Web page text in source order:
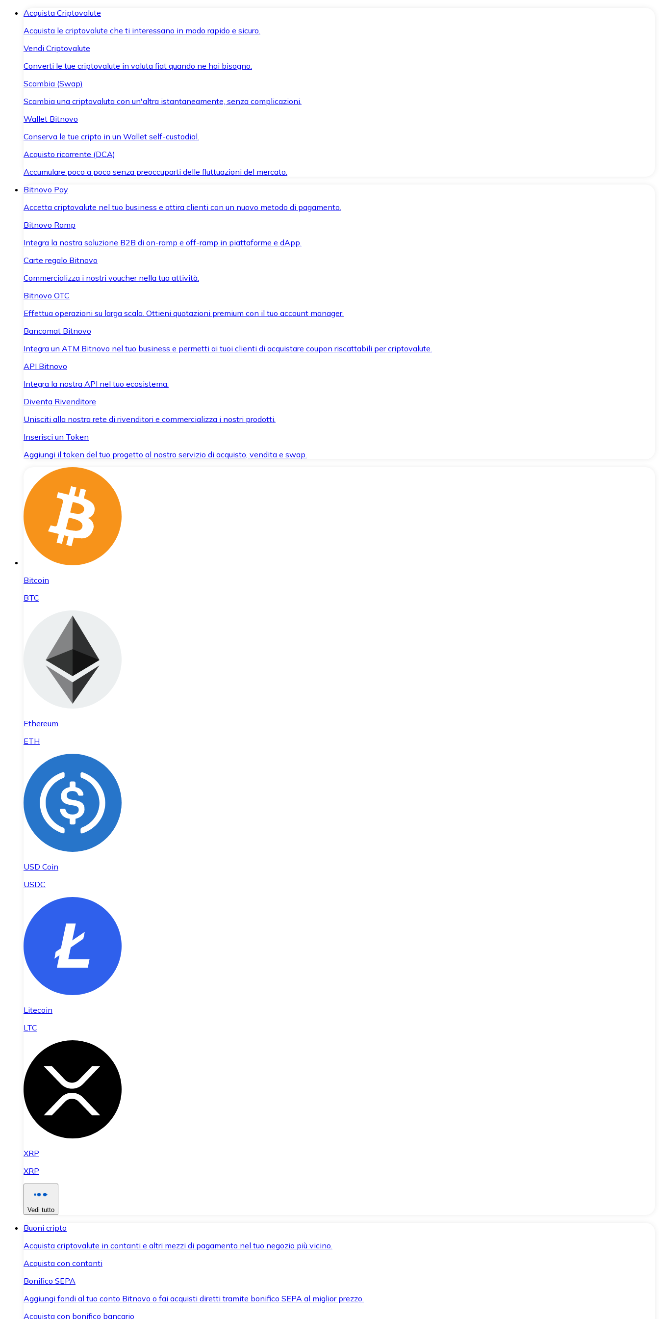
Acquista Criptovalute
Acquista le criptovalute che ti interessano in modo rapido e sicuro.
Vendi Criptovalute
Converti le tue criptovalute in valuta fiat quando ne hai bisogno.
Scambia (Swap)
Scambia una criptovaluta con un'altra istantaneamente, senza complicazioni.
Wallet Bitnovo
Conserva le tue cripto in un Wallet self-custodial.
Acquisto ricorrente (DCA)
Accumulare poco a poco senza preoccuparti delle fluttuazioni del mercato.
Bitnovo Pay
Accetta criptovalute nel tuo business e attira clienti con un nuovo metodo di pagamento.
Bitnovo Ramp
Integra la nostra soluzione B2B di on-ramp e off-ramp in piattaforme e dApp.
Carte regalo Bitnovo
Commercializza i nostri voucher nella tua attività.
Bitnovo OTC
Effettua operazioni su larga scala. Ottieni quotazioni premium con il tuo account manager.
Bancomat Bitnovo
Integra un ATM Bitnovo nel tuo business e permetti ai tuoi clienti di acquistare coupon riscattabili per criptovalute.
API Bitnovo
Integra la nostra API nel tuo ecosistema.
Diventa Rivenditore
Unisciti alla nostra rete di rivenditori e commercializza i nostri prodotti.
Inserisci un Token
Aggiungi il token del tuo progetto al nostro servizio di acquisto, vendita e swap.
Bitcoin
BTC
Ethereum
ETH
USD Coin
USDC
Litecoin
LTC
XRP
XRP
Vedi tutto
Buoni cripto
Acquista criptovalute in contanti e altri mezzi di pagamento nel tuo negozio più vicino.
Acquista con contanti
Bonifico SEPA
Aggiungi fondi al tuo conto Bitnovo o fai acquisti diretti tramite bonifico SEPA al miglior prezzo.
Acquista con bonifico bancario